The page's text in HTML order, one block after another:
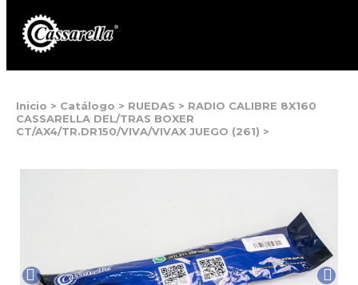
Inicio > Catálogo > RUEDAS > RADIO CALIBRE 8X160
CASSARELLA DEL/TRAS BOXER
CT/AX4/TR.DR150/VIVA/VIVAX JUEGO (261) >